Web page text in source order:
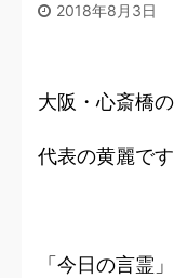
2018年8月3日
大阪・心斎橋の
代表の黄麗です
「今日の言霊